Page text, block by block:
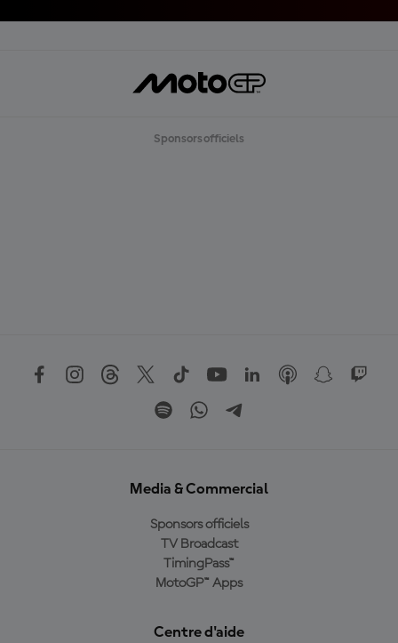
Sponsors officiels
Media & Commercial
Sponsors officiels
TV Broadcast
TimingPass™
MotoGP™ Apps
Centre d'aide